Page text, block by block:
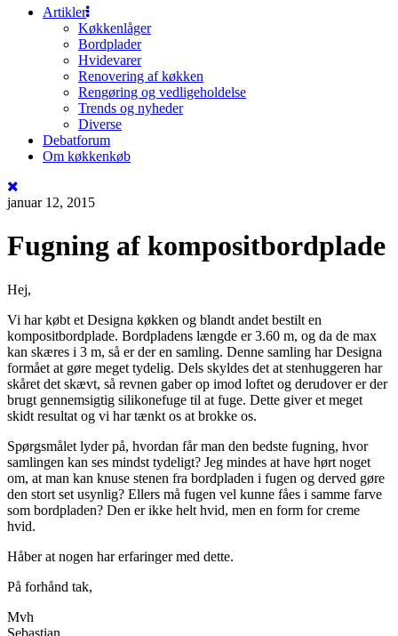
Artikler
Køkkenlåger
Bordplader
Hvidevarer
Renovering af køkken
Rengøring og vedligeholdelse
Trends og nyheder
Diverse
Debatforum
Om køkkenkøb
januar 12, 2015
Fugning af kompositbordplade
Hej,
Vi har købt et Designa køkken og blandt andet bestilt en
kompositbordplade. Bordpladens længde er 3.60 m, og da de max
kan skæres i 3 m, så er der en samling. Denne samling har Designa
formået at gøre meget tydelig. Dels skyldes det at stenhuggeren har
skåret det skævt, så revnen gaber op imod loftet og derudover er der
brugt gennemsigtig silikonefuge til at fuge. Dette giver et meget
skidt resultat og vi har tænkt os at brokke os.
Spørgsmålet lyder på, hvordan får man den bedste fugning, hvor
samlingen kan ses mindst tydeligt? Jeg mindes at have hørt noget
om, at man kan knuse stenen fra bordpladen i fugen og derved gøre
den stort set usynlig? Ellers må fugen vel kunne fåes i samme farve
som bordpladen? Den er ikke helt hvid, men en form for creme
hvid.
Håber at nogen har erfaringer med dette.
På forhånd tak,
Mvh
Sebastian